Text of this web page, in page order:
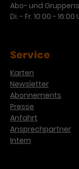
Abo- und
Di. - Fr. 10:00 - 16:00
Service
Karten
Newsletter
Abonnements
Presse
Anfahrt
Ansprechpartner
Intern